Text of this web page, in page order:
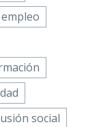
empleo
social